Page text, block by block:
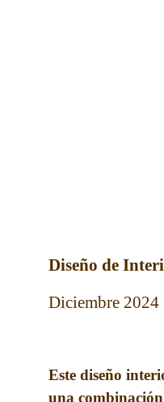
Diseño de
Diciembre 2024
Este diseño
una